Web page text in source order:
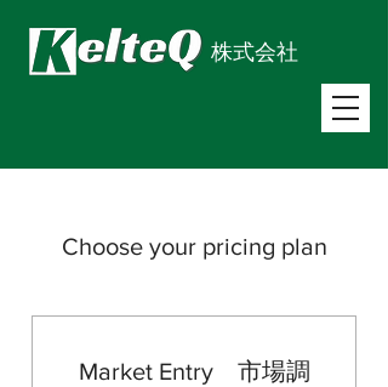
株式会社
Choose your pricing plan
Market Entry 市場調